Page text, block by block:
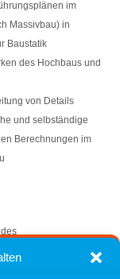
im
Massivbau) in
Baustatik
des Hochbaus und
von Details
und selbständige
Berechnungen im